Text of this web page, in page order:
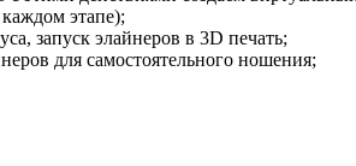
этапе);
запуск элайнеров в 3D печать;
для самостоятельного ношения;